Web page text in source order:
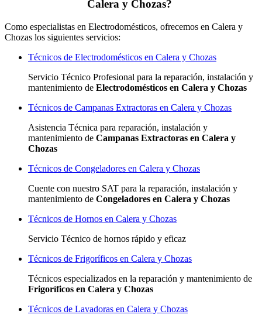
Calera y Chozas?
Como especialistas en Electrodomésticos, ofrecemos en Calera y
Chozas los siguientes servicios:
Técnicos de Electrodomésticos en Calera y Chozas
Servicio Técnico Profesional para la reparación, instalación y
mantenimiento de Electrodomésticos en Calera y Chozas
Técnicos de Campanas Extractoras en Calera y Chozas
Asistencia Técnica para reparación, instalación y
mantenimiento de Campanas Extractoras en Calera y
Chozas
Técnicos de Congeladores en Calera y Chozas
Cuente con nuestro SAT para la reparación, instalación y
mantenimiento de Congeladores en Calera y Chozas
Técnicos de Hornos en Calera y Chozas
Servicio Técnico de hornos rápido y eficaz
Técnicos de Frigoríficos en Calera y Chozas
Técnicos especializados en la reparación y mantenimiento de
Frigoríficos en Calera y Chozas
Técnicos de Lavadoras en Calera y Chozas